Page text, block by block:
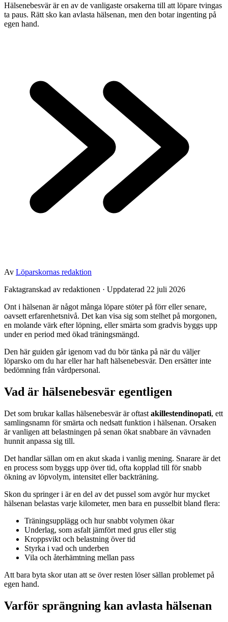
Hälsenebesvär är en av de vanligaste orsakerna till att löpare tvingas
ta paus. Rätt sko kan avlasta hälsenan, men den botar ingenting på
egen hand.
Av Löparskornas redaktion
Faktagranskad av redaktionen · Uppdaterad 22 juli 2026
Ont i hälsenan är något många löpare stöter på förr eller senare,
oavsett erfarenhetsnivå. Det kan visa sig som stelhet på morgonen,
en molande värk efter löpning, eller smärta som gradvis byggs upp
under en period med ökad träningsmängd.
Den här guiden går igenom vad du bör tänka på när du väljer
löparsko om du har eller har haft hälsenebesvär. Den ersätter inte
bedömning från vårdpersonal.
Vad är hälsenebesvär egentligen
Det som brukar kallas hälsenebesvär är oftast akillestendinopati, ett
samlingsnamn för smärta och nedsatt funktion i hälsenan. Orsaken
är vanligen att belastningen på senan ökat snabbare än vävnaden
hunnit anpassa sig till.
Det handlar sällan om en akut skada i vanlig mening. Snarare är det
en process som byggs upp över tid, ofta kopplad till för snabb
ökning av löpvolym, intensitet eller backträning.
Skon du springer i är en del av det pussel som avgör hur mycket
hälsenan belastas varje kilometer, men bara en pusselbit bland flera:
Träningsupplägg och hur snabbt volymen ökar
Underlag, som asfalt jämfört med grus eller stig
Kroppsvikt och belastning över tid
Styrka i vad och underben
Vila och återhämtning mellan pass
Att bara byta skor utan att se över resten löser sällan problemet på
egen hand.
Varför sprängning kan avlasta hälsenan